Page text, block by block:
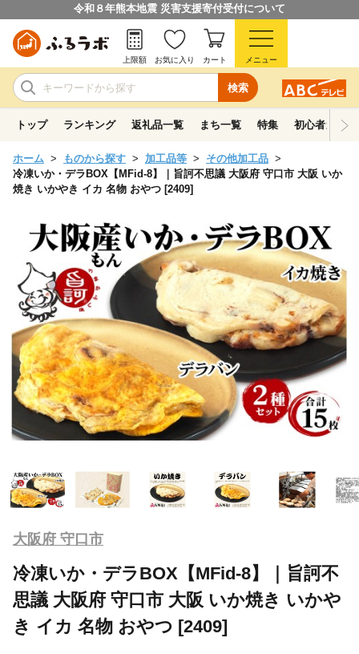
令和８年熊本地震 災害支援寄付受付について
検索
上限額 お気に入り カート メニュー
トップ ランキング 返礼品一覧 まち一覧 特集 初心者ガイド
ホーム ものから探す 加工品等
その他加工品
冷凍いか・デラBOX【MFid-8】｜旨訶不思議 大阪府 守口市 大阪 いか
焼き いかやき イカ 名物 おやつ [2409]
大阪府 守口市
冷凍いか・デラBOX【MFid-8】｜旨訶不
思議 大阪府 守口市 大阪 いか焼き いかや
き イカ 名物 おやつ [2409]